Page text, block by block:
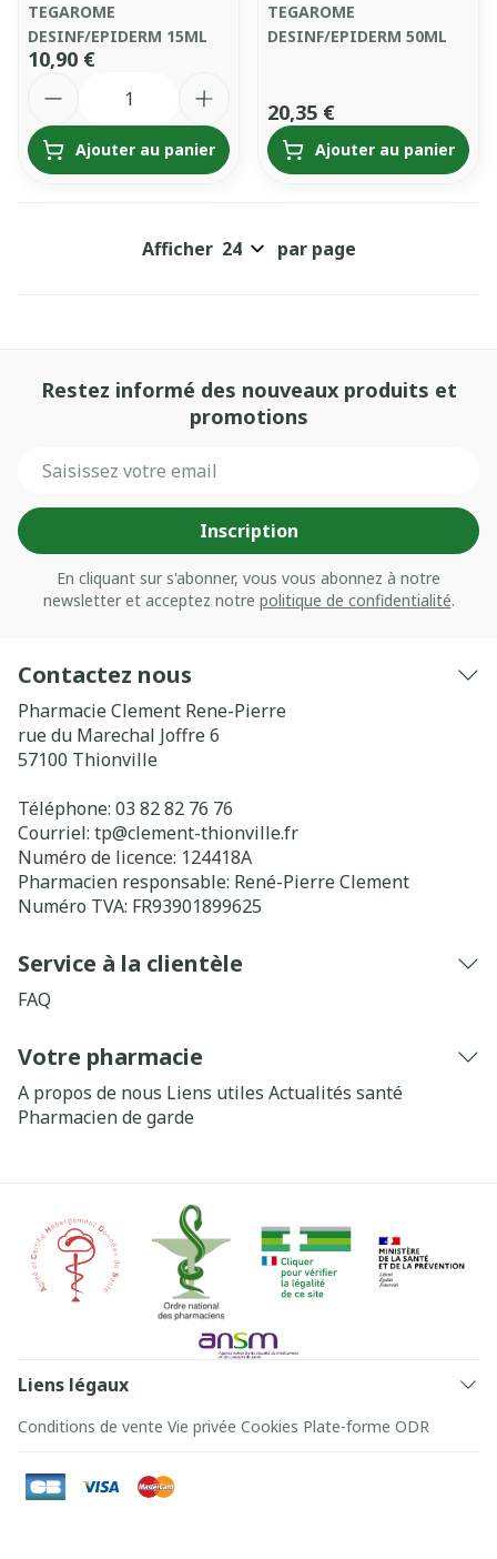
TEGAROME
DESINF/EPIDERM 15ML
10,90 €
Ajouter au panier
TEGAROME
DESINF/EPIDERM 50ML
20,35 €
Ajouter au panier
Afficher par page
Restez informé des nouveaux produits et
promotions
Inscription
En cliquant sur s'abonner, vous vous abonnez à notre
newsletter et acceptez notre politique de confidentialité.
Contactez nous
Pharmacie Clement Rene-Pierre
rue du Marechal Joffre 6
57100 Thionville
Téléphone: 03 82 82 76 76
Courriel: tp@clement-thionville.fr
Numéro de licence: 124418A
Pharmacien responsable: René-Pierre Clement
Numéro TVA: FR93901899625
Service à la clientèle
FAQ
Votre pharmacie
A propos de nous Liens utiles Actualités santé
Pharmacien de garde
Liens légaux
Conditions de vente Vie privée Cookies Plate-forme ODR